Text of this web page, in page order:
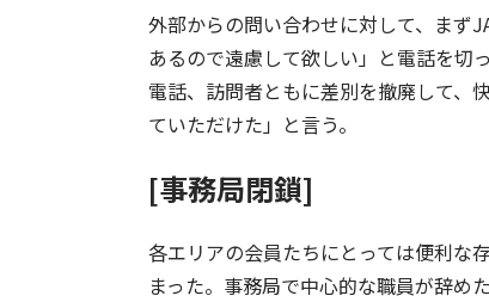
外部からの問い合わせに対して、まず
あるので遠慮して欲しい」と電話を切
電話、訪問者ともに差別を撤廃して、
ていただけた」と言う。
[事務局閉鎖]
各エリアの会員たちにとっては便利な
まった。事務局で中心的な職員が辞め